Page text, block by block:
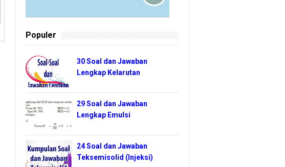
Populer
30 Soal dan Jawaban
Lengkap Kelarutan
29 Soal dan Jawaban
Lengkap Emulsi
24 Soal dan Jawaban
Teksemisolid (Injeksi)